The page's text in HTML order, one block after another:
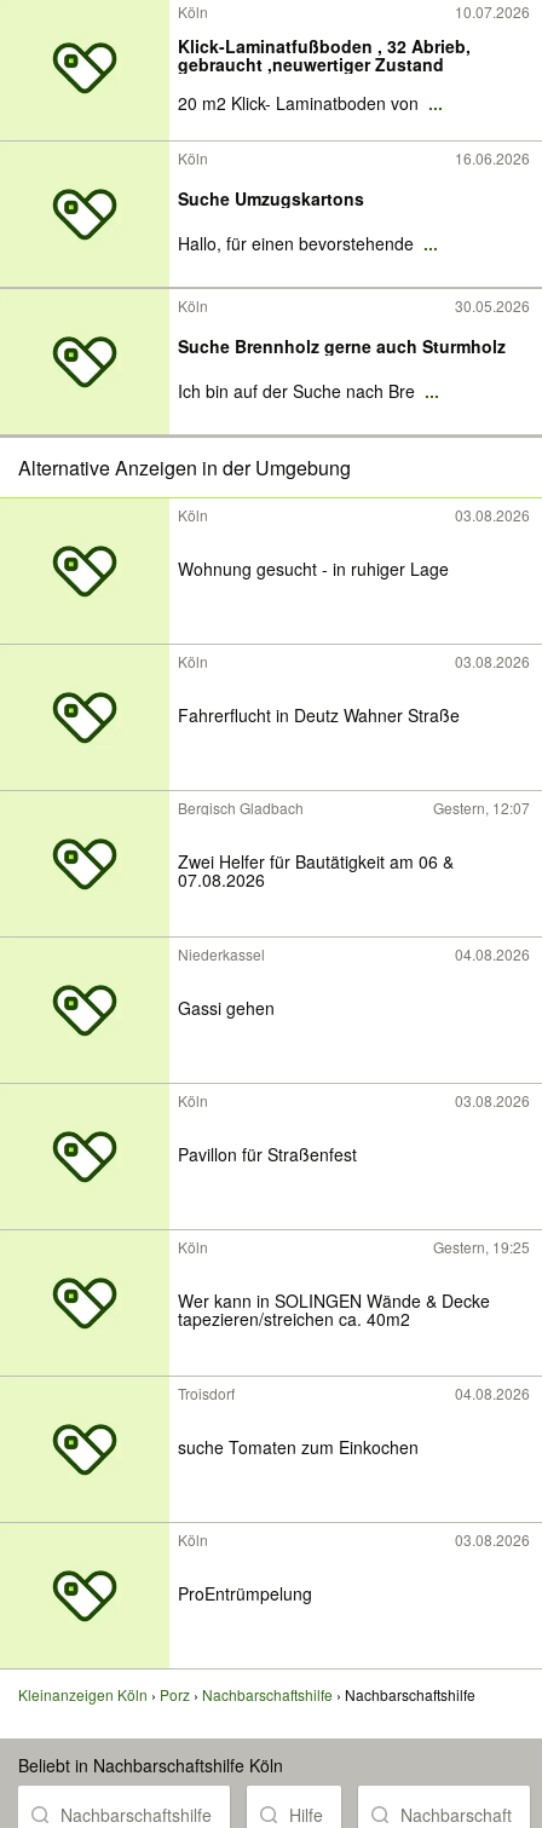
Köln 10.07.2026
Klick-Laminatfußboden , 32 Abrieb,
gebraucht ,neuwertiger Zustand
20 m2 Klick- Laminatboden von ...
Köln 16.06.2026
Suche Umzugskartons
Hallo, für einen bevorstehende ...
Köln 30.05.2026
Suche Brennholz gerne auch Sturmholz
Ich bin auf der Suche nach Bre ...
Alternative Anzeigen in der Umgebung
Köln 03.08.2026
Wohnung gesucht - in ruhiger Lage
Köln 03.08.2026
Fahrerflucht in Deutz Wahner Straße
Bergisch Gladbach Gestern, 12:07
Zwei Helfer für Bautätigkeit am 06 &
07.08.2026
Niederkassel 04.08.2026
Gassi gehen
Köln 03.08.2026
Pavillon für Straßenfest
Köln Gestern, 19:25
Wer kann in SOLINGEN Wände & Decke
tapezieren/streichen ca. 40m2
Troisdorf 04.08.2026
suche Tomaten zum Einkochen
Köln 03.08.2026
ProEntrümpelung
Kleinanzeigen Köln Porz Nachbarschaftshilfe Nachbarschaftshilfe
Beliebt in Nachbarschaftshilfe Köln
Nachbarschaftshilfe Hilfe Nachbarschaft